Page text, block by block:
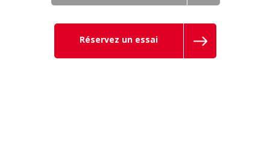
Réservez un essai